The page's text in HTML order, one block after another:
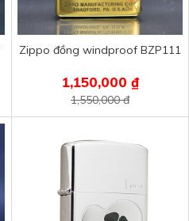
Zippo đồng windproof BZP111
1,150,000 ₫
1,550,000 đ